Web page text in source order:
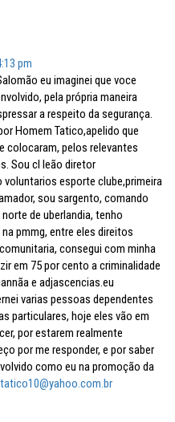
pm
eu imaginei que voce
pela própria maneira
a respeito da segurança.
Homem Tatico,apelido que
colocaram, pelos relevantes
Sou cl leão diretor
voluntarios esporte clube,primeira
sou sargento, comando
norte de uberlandia, tenho
pmmg, entre eles direitos
consegui com minha
em 75 por cento a criminalidade
e adjascencias.eu
varias pessoas dependentes
particulares, hoje eles vão em
por estarem realmente
por me responder, e por saber
como eu na promoção da